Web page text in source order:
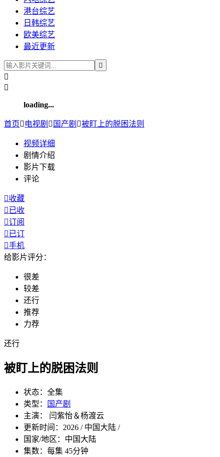
港台综艺
日韩综艺
欧美综艺
最近更新



loading...
首页 电视剧  国产剧 被盯上的脱困法则
视频详细
剧情介绍
影片下载
评论
收藏
已收
订阅
已订
手机
给影片评分：
很差
较差
还行
推荐
力荐
还行
被盯上的脱困法则
状态： 全集
类型：
国产剧
主演： 闫紫怡＆杨渡云
更新时间： 2026 / 中国大陆 /
国家/地区： 中国大陆
集数： 每集 45分钟